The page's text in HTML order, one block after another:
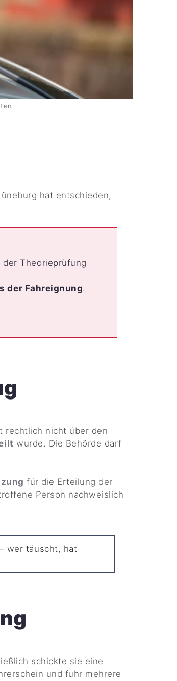
hat entschieden,
der Theorieprüfung
der Fahreignung.
rechtlich nicht über den
wurde. Die Behörde darf
für die Erteilung der
Person nachweislich
wer täuscht, hat
schickte sie eine
und fuhr mehrere